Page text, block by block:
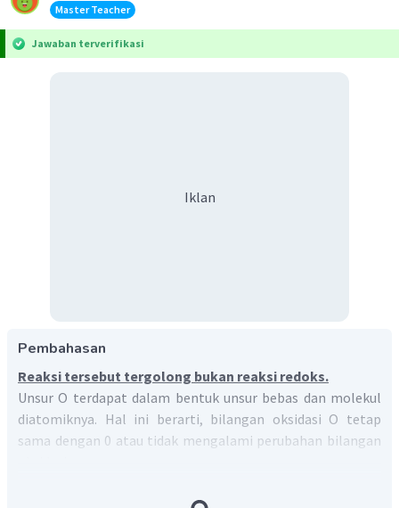
Master Teacher
Jawaban terverifikasi
Iklan
Pembahasan
Reaksi tersebut tergolong bukan reaksi redoks.
Unsur O terdapat dalam bentuk unsur bebas dan molekul
diatomiknya. Hal ini berarti, bilangan oksidasi O tetap
sama dengan 0 atau tidak mengalami perubahan bilangan